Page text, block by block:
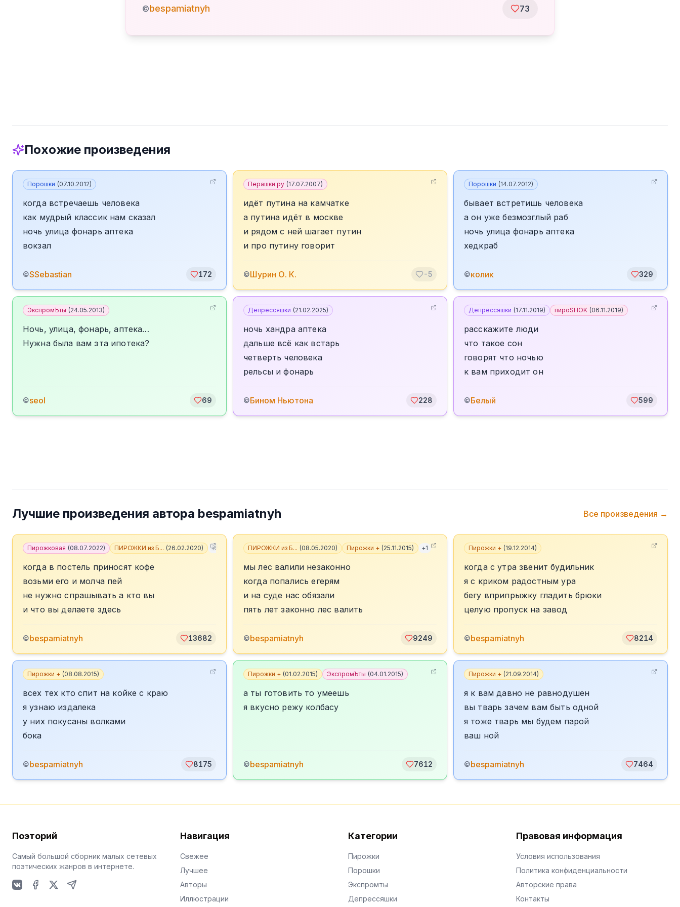
©bespamiatnyh 73
Похожие произведения
Порошки (07.10.2012)
когда встречаешь человека
как мудрый классик нам сказал
ночь улица фонарь аптека
вокзал
©SSebastian 172
Перашки.ру (17.07.2007)
идёт путина на камчатке
а путина идёт в москве
и рядом с ней шагает путин
и про путину говорит
©Шурин О. К. -5
Порошки (14.07.2012)
бывает встретишь человека
а он уже безмозглый раб
ночь улица фонарь аптека
хедкраб
©колик 329
ЭкспромЪты (24.05.2013)
Ночь, улица, фонарь, аптека…
Нужна была вам эта ипотека?
©seol 69
Депрессяшки (21.02.2025)
ночь хандра аптека
дальше всё как встарь
четверть человека
рельсы и фонарь
©Бином Ньютона 228
Депрессяшки (17.11.2019) пироSHOK (06.11.2019)
расскажите люди
что такое сон
говорят что ночью
к вам приходит он
©Белый 599
Лучшие произведения автора bespamiatnyh Все произведения →
Пирожковая (08.07.2022) ПИРОЖКИ из Б... (26.02.2020) +5
когда в постель приносят кофе
возьми его и молча пей
не нужно спрашывать а кто вы
и что вы делаете здесь
©bespamiatnyh 13682
ПИРОЖКИ из Б... (08.05.2020) Пирожки + (25.11.2015) +1
мы лес валили незаконно
когда попались егерям
и на суде нас обязали
пять лет законно лес валить
©bespamiatnyh 9249
Пирожки + (19.12.2014)
когда с утра звенит будильник
я с криком радостным ура
бегу вприпрыжку гладить брюки
целую пропуск на завод
©bespamiatnyh 8214
Пирожки + (08.08.2015)
всех тех кто спит на койке с краю
я узнаю издалека
у них покусаны волками
бока
©bespamiatnyh 8175
Пирожки + (01.02.2015) ЭкспромЪты (04.01.2015)
а ты готовить то умеешь
я вкусно режу колбасу
©bespamiatnyh 7612
Пирожки + (21.09.2014)
я к вам давно не равнодушен
вы тварь зачем вам быть одной
я тоже тварь мы будем парой
ваш ной
©bespamiatnyh 7464
Поэторий
Самый большой сборник малых сетевых
поэтических жанров в интернете.
Навигация
Свежее
Лучшее
Авторы
Иллюстрации
Категории
Пирожки
Порошки
Экспромты
Депрессяшки
Правовая информация
Условия использования
Политика конфиденциальности
Авторские права
Контакты